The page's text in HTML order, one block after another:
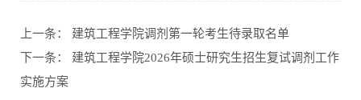
上一条： 建筑工程学院调剂第一轮考生待录取名单
下一条： 建筑工程学院2026年硕士研究生招生复试调剂工作
实施方案